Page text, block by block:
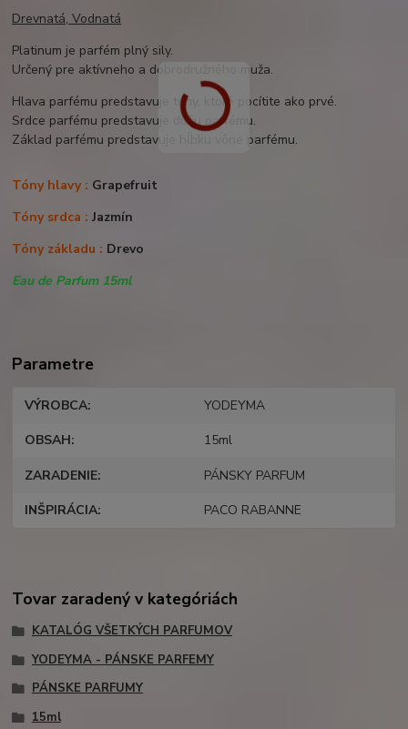
Drevnatá, Vodnatá
Platinum je parfém plný sily.
Určený pre aktívneho a dobrodružného muža.
Hlava parfému predstavuje tóny, ktoré pocítite ako prvé.
Srdce parfému predstavuje dušu parfému.
Základ parfému predstavuje hĺbku vône parfému.
Tóny hlavy : Grapefruit
Tóny srdca :Jazmín
Tóny základu : Drevo
Eau de Parfum 15ml
Parametre
VÝROBCA YODEYMA
OBSAH 15ml
ZARADENIE PÁNSKY PARFUM
INŠPIRÁCIA PACO RABANNE
Tovar zaradený v kategóriách
KATALÓG VŠETKÝCH PARFUMOV
YODEYMA - PÁNSKE PARFEMY
PÁNSKE PARFUMY
15ml